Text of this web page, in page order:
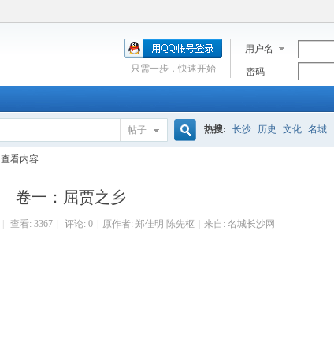
用户名
密码
只需一步，快速开始
帖子
索
热搜: 长沙 历史 文化 名城
查看内容
卷一：屈贾之乡
查看: 3367 评论: 0 原作者: 郑佳明 陈先枢 来自: 名城长沙网